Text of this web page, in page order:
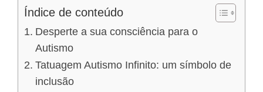
Índice de conteúdo
Desperte a sua consciência para o
Autismo
Tatuagem Autismo Infinito: um símbolo de
inclusão